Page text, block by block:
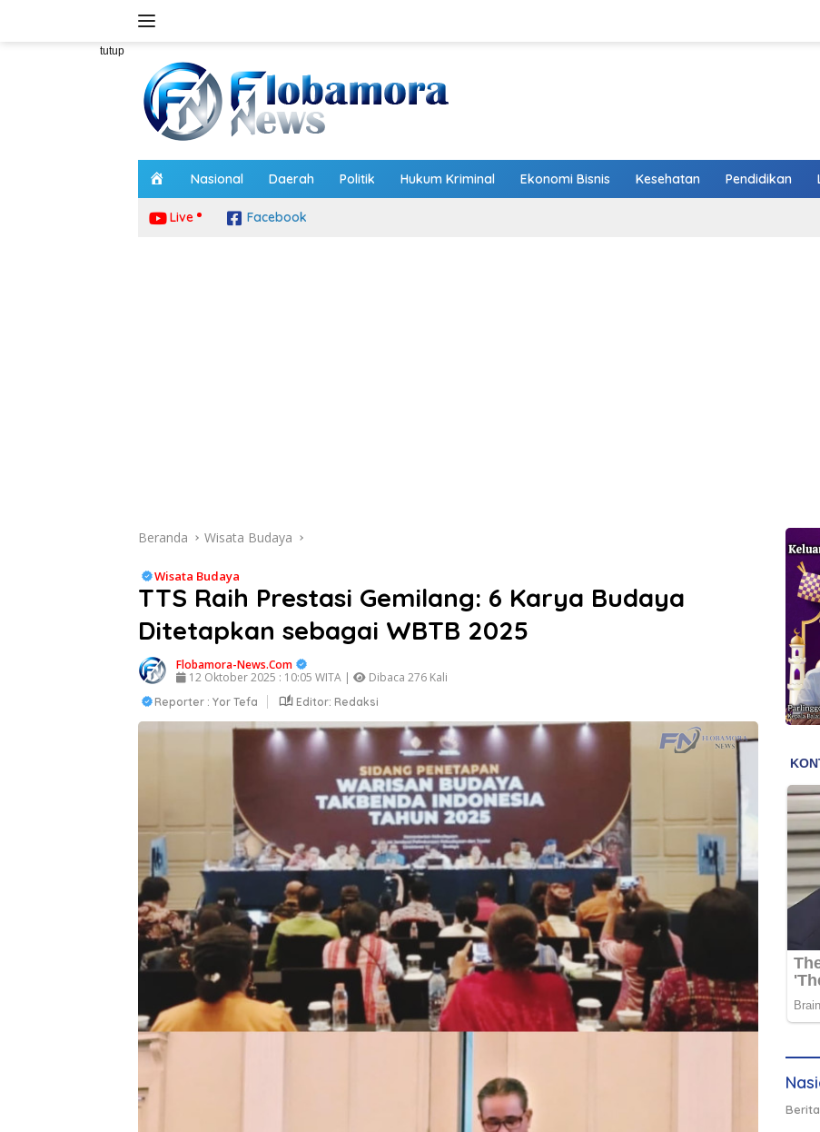
tutup
o
m
e
Nasional Daerah Politik Hukum Kriminal Ekonomi Bisnis Kesehatan Pendidikan
Live Facebook
Beranda Wisata Budaya
Wisata Budaya
TTS Raih Prestasi Gemilang: 6 Karya Budaya
Ditetapkan sebagai WBTB 2025
Flobamora-News.Com
12 Oktober 2025 : 10:05 WITA |
Dibaca 276 Kali
Reporter : Yor Tefa Editor: Redaksi